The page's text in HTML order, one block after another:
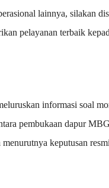
lainnya, silakan
pelayanan terbaik
informasi soal
pembukaan dapur
menurutnya keputusan